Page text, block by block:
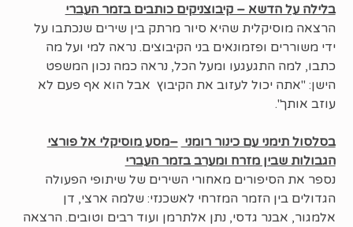
בלילה על הדשא – קיבוצניקים כותבים בזמר העברי
הרצאה מוסיקלית שהיא סיור מרתק בין שירים שנכתבו על
ידי משוררים ופזמונאים בני הקיבוצים. נראה למי ועל מה
כתבו, למה התגעגעו ומעל הכל, נראה כמה נכון המשפט
הישן: "אתה יכול לעזוב את הקיבוץ אבל הוא אף פעם לא
עוזב אותך".
בסלסול תימני עם כינור רומני –מסע מוסיקלי אל פורצי
הגבולות שבין מזרח ומערב בזמר העברי
נספר את הסיפורים מאחורי השירים של שיתופי הפעולה
הגדולים בין הזמר המזרחי לאשכנזי: שלמה ארצי, דן
אלמגור, אבנר גדסי, נתן אלתרמן ועוד רבים וטובים. הרצאה